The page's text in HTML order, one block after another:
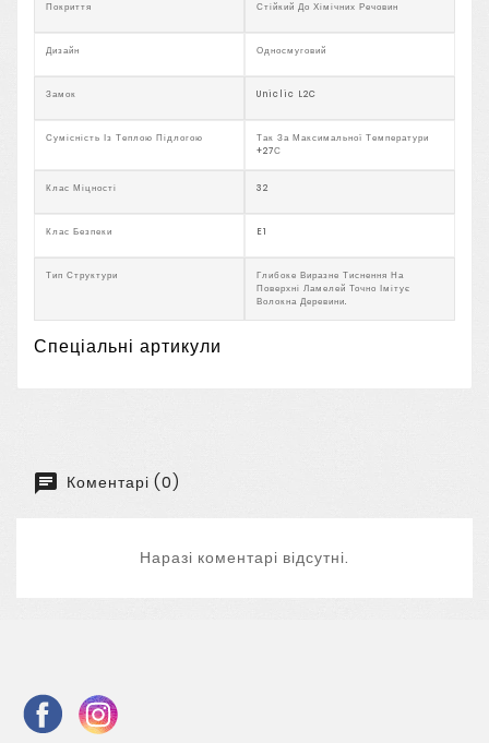
Покриття Стійкий До Хімічних Речовин
Дизайн Односмуговий
Замок Uniclic L2C
Сумісність Із Теплою Підлогою
Так За Максимальної Температури
+27С
Клас Міцності 32
Клас Безпеки E1
Тип Структури
Глибоке Виразне Тиснення На
Поверхні Ламелей Точно Імітує
Волокна Деревини.
Спеціальні артикули
Коментарі (0)
Наразі коментарі відсутні.